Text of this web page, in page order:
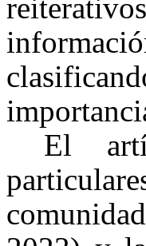
El